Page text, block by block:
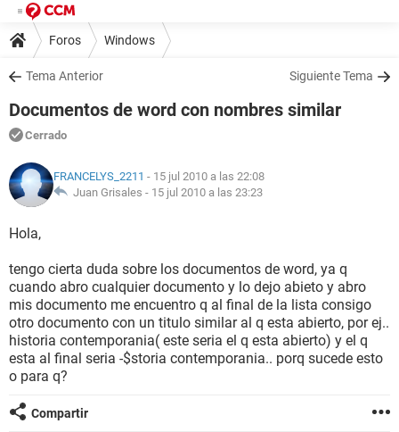
Foros Windows
Tema Anterior Siguiente Tema
Documentos de word con nombres similar
Cerrado
FRANCELYS_2211 - 15 jul 2010 a las 22:08
Juan Grisales - 15 jul 2010 a las 23:23
Hola,
tengo cierta duda sobre los documentos de word, ya q
cuando abro cualquier documento y lo dejo abieto y abro
mis documento me encuentro q al final de la lista consigo
otro documento con un titulo similar al q esta abierto, por ej..
historia contemporania( este seria el q esta abierto) y el q
esta al final seria -$storia contemporania.. porq sucede esto
o para q?
Compartir